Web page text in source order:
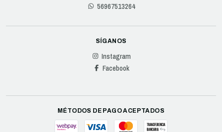
56967513264
SÍGANOS
Instagram
Facebook
MÉTODOS DE PAGO ACEPTADOS